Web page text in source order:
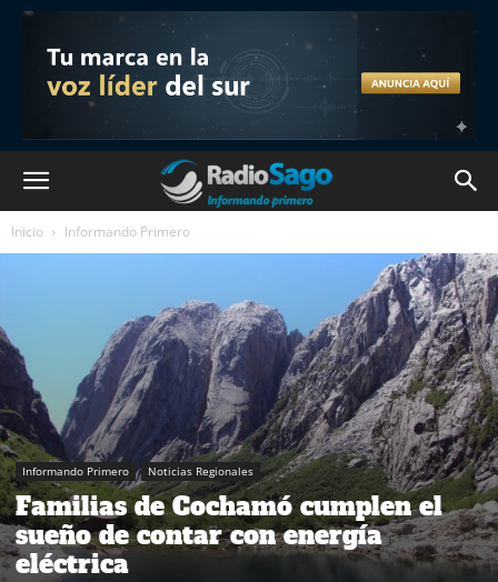
Inicio Informando Primero
Informando Primero Noticias Regionales
Familias de Cochamó cumplen el
sueño de contar con energía
eléctrica